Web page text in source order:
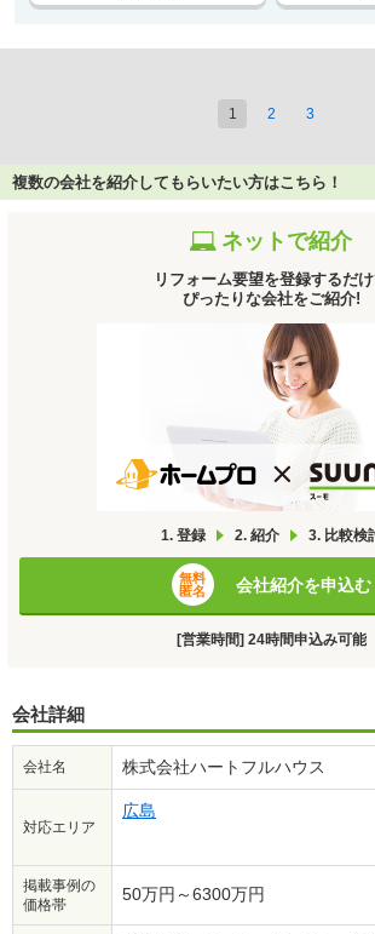
1 2 3
複数の会社を紹介してもらいたい方はこちら！
ネットで紹介
リフォーム要望を登録するだ
ぴったりな会社をご紹介!
1. 登録 2. 紹介 3. 比較検
無料
匿名
会社紹介を申込む
[営業時間] 24時間申込み可能
会社詳細
会社名 株式会社ハートフルハウス
対応エリア
広島
掲載事例の
価格帯
50万円～6300万円